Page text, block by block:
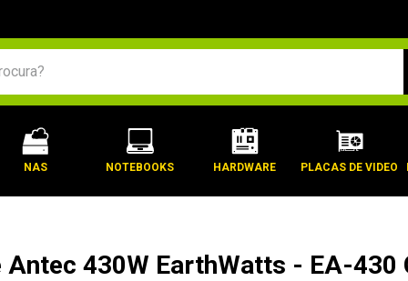
NAS NOTEBOOKS HARDWARE PLACAS DE VIDEO
Antec 430W EarthWatts - EA-430